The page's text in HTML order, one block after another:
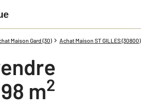
Maison Gard (30) Achat Maison ST GILLES (30800)
m2